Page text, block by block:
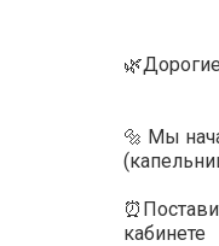
🔩 Мы
кабинете